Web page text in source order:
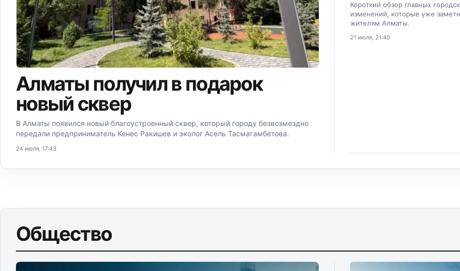
Алматы получил в подарок
новый сквер
В Алматы появился новый благоустроенный сквер, который городу безвозмездно
передали предприниматель Кенес Ракишев и эколог Асель Тасмагамбетова.
24 июля, 17:43
Короткий обзор главных
изменений, которые уже
жителям Алматы.
21 июля, 21:40
Общество